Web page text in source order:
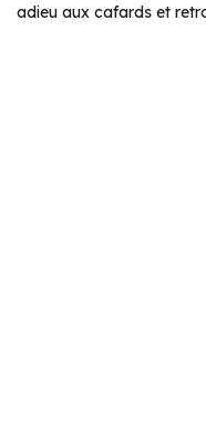
adieu aux cafards et